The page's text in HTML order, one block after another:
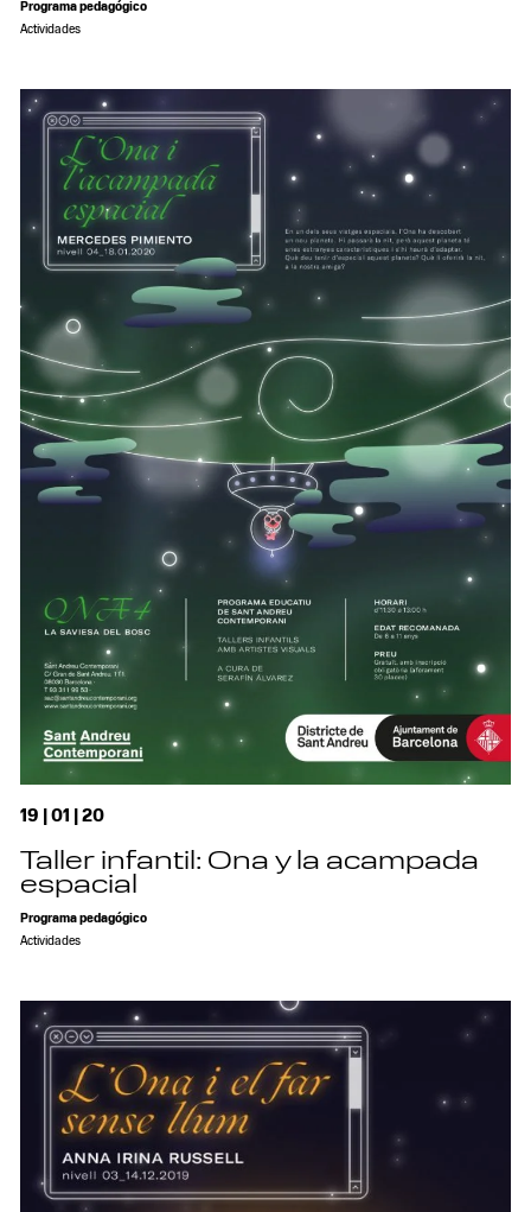
Programa pedagógico
Actividades
19 | 01 | 20
Taller infantil: Ona y la acampada
espacial
Programa pedagógico
Actividades